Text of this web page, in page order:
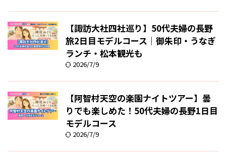
【諏訪大社四社巡り】50代夫婦の長野
旅2日目モデルコース｜御朱印・うなぎ
ランチ・松本観光も
2026/7/9
【阿智村天空の楽園ナイトツアー】曇
りでも楽しめた！50代夫婦の長野1日目
モデルコース
2026/7/9